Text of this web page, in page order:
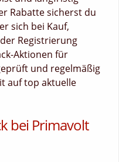
Rabatte sicherst du
sich bei Kauf,
Registrierung
Aktionen für
und regelmäßig
auf top aktuelle
bei Primavolt